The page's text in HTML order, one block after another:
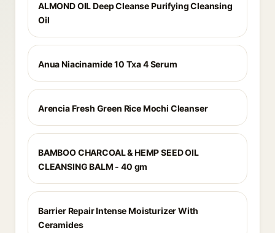
ALMOND OIL Deep Cleanse Purifying Cleansing
Oil
Anua Niacinamide 10 Txa 4 Serum
Arencia Fresh Green Rice Mochi Cleanser
BAMBOO CHARCOAL & HEMP SEED OIL
CLEANSING BALM - 40 gm
Barrier Repair Intense Moisturizer With
Ceramides